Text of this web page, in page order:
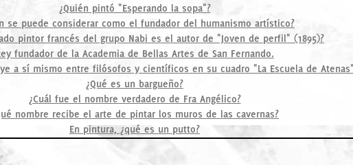
¿Quién pintó "Esperando la sopa"?
se puede considerar como el fundador del humanismo artístico?
pintor francés del grupo Nabi es el autor de "Joven de perfil" (1895)?
fundador de la Academia de Bellas Artes de San Fernando.
a sí mismo entre filósofos y científicos en su cuadro "La Escuela de
¿Qué es un bargueño?
¿Cuál fue el nombre verdadero de Fra Angélico?
nombre recibe el arte de pintar los muros de las cavernas?
En pintura, ¿qué es un putto?